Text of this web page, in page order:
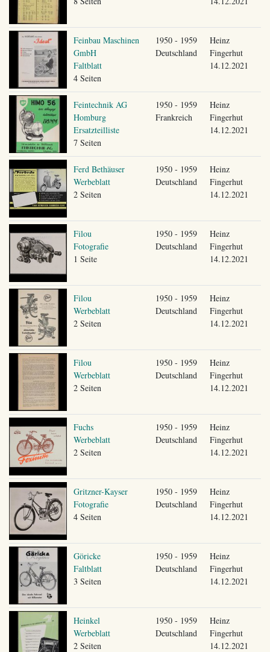
Feinbau Maschinen
GmbH
Faltblatt
4 Seiten
1950 - 1959
Deutschland
Heinz
Fingerhut
14.12.2021
Feintechnik AG
Homburg
Ersatzteilliste
7 Seiten
1950 - 1959
Frankreich
Heinz
Fingerhut
14.12.2021
Ferd Bethäuser
Werbeblatt
2 Seiten
1950 - 1959
Deutschland
Heinz
Fingerhut
14.12.2021
Filou
Fotografie
1 Seite
1950 - 1959
Deutschland
Heinz
Fingerhut
14.12.2021
Filou
Werbeblatt
2 Seiten
1950 - 1959
Deutschland
Heinz
Fingerhut
14.12.2021
Filou
Werbeblatt
2 Seiten
1950 - 1959
Deutschland
Heinz
Fingerhut
14.12.2021
Fuchs
Werbeblatt
2 Seiten
1950 - 1959
Deutschland
Heinz
Fingerhut
14.12.2021
Gritzner-Kayser
Fotografie
4 Seiten
1950 - 1959
Deutschland
Heinz
Fingerhut
14.12.2021
Göricke
Faltblatt
3 Seiten
1950 - 1959
Deutschland
Heinz
Fingerhut
14.12.2021
Heinkel
Werbeblatt
2 Seiten
1950 - 1959
Deutschland
Heinz
Fingerhut
14.12.2021